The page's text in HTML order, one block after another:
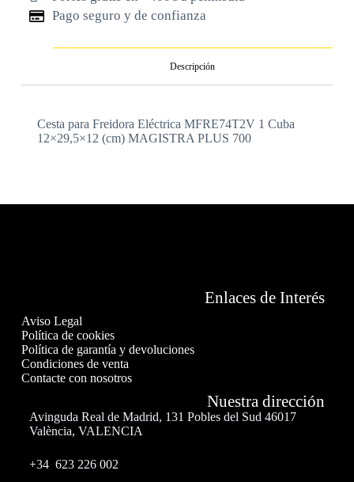
Pago seguro y de confianza
Descripción
Cesta para Freidora Eléctrica MFRE74T2V 1 Cuba
12×29,5×12 (cm) MAGISTRA PLUS 700
Enlaces de Interés
Aviso Legal
Política de cookies
Política de garantía y devoluciones
Condiciones de venta
Contacte con nosotros
Nuestra dirección
Avinguda Real de Madrid, 131 Pobles del Sud 46017
València, VALENCIA
+34 623 226 002